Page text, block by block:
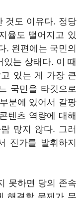
것도 이유다. 정당
율도 떨어지고 있
. 왼편에는 국민의
는 상태다. 이 때
있는 게 가장 큰
국민을 타깃으로
분에 있어서 갈팡
텐츠 역량에 대해
많지 않다. 그러
진가를 발휘하지
못하면 당의 존속